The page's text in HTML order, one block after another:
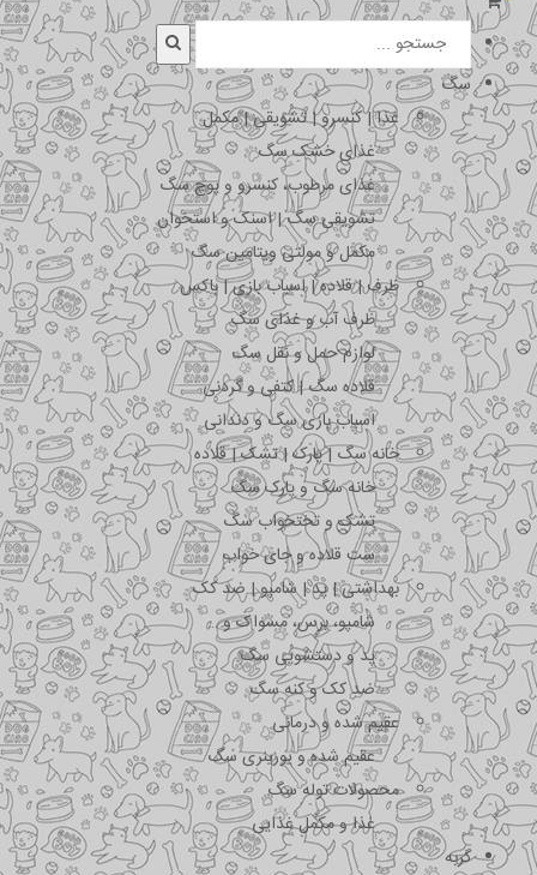
سگ
غذا | کنسرو | تشویقی | مکمل
غذای خشک سگ
غذای مرطوب، کنسرو و پوچ سگ
تشویقی سگ | اسنک و استخوان
مکمل و مولتی ویتامین سگ
ظرف | قلاده | اسباب بازی | باکس
ظرف آب و غذای سگ
لوازم حمل و نقل سگ
قلاده سگ | کتفی و گردنی
اسباب بازی سگ و دندانی
خانه سگ | پارک | تشک | قلاده
خانه سگ و پارک سگ
تشک و تختخواب سگ
ست قلاده و جای خواب
بهداشتی | پد | شامپو | ضد کک
شامپو، برس، مسواک و …
پد و دستشویی سگ
ضد کک و کنه سگ
عقیم شده و درمانی
عقیم شده و یورینری سگ
محصولات توله سگ
غذا و مکمل غذایی
گربه